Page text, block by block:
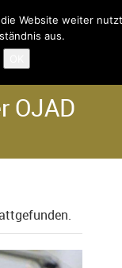
OJAD
Website weiter
aus.